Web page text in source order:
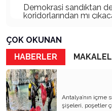
Demokrasi sandıktan
koridorlarından mı
Gazetecinin kaderi!..
Turizmde Herşey Dahil
MB Başkanı ve Şimşek’e
Padişahın Vergi Deneyi!..
ÇOK OKUNAN
HABERLER
Antalya’nın içme
şişeleri, poşetler